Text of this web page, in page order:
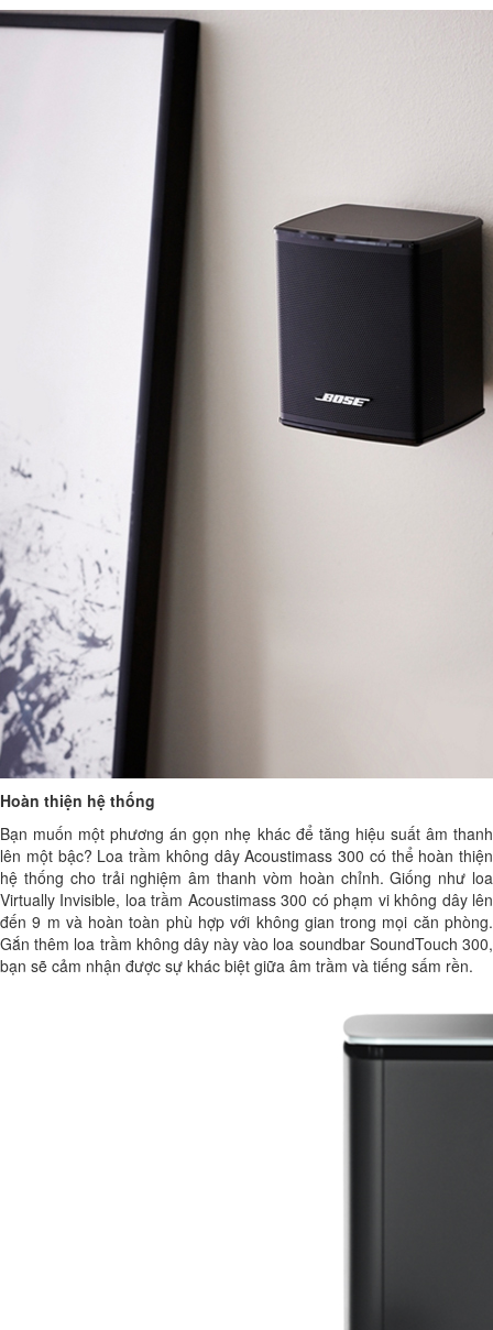
Hoàn thiện hệ thống
Bạn muốn một phương án gọn nhẹ khác để tăng hiệu suất âm thanh
lên một bậc? Loa trầm không dây Acoustimass 300 có thể hoàn thiện
hệ thống cho trải nghiệm âm thanh vòm hoàn chỉnh. Giống như loa
Virtually Invisible, loa trầm Acoustimass 300 có phạm vi không dây lên
đến 9 m và hoàn toàn phù hợp với không gian trong mọi căn phòng.
Gắn thêm loa trầm không dây này vào loa soundbar SoundTouch 300,
bạn sẽ cảm nhận được sự khác biệt giữa âm trầm và tiếng sấm rền.